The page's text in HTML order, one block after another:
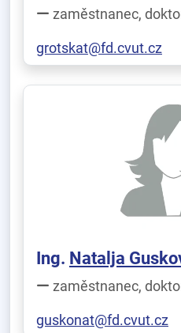
zaměstnanec,
grotskat@fd.cvut.cz
Ing. Natalja
zaměstnanec,
guskonat@fd.cvut.cz